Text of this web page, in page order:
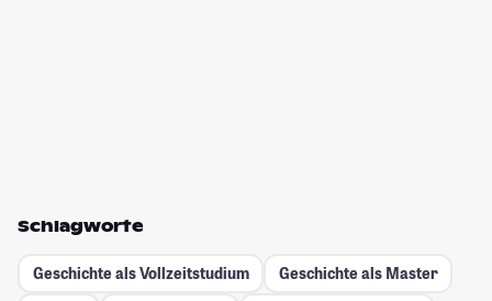
Schlagworte
Geschichte als Vollzeitstudium
Geschichte als Master